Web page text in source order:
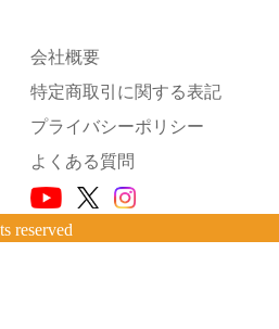
会社概要
特定商取引に関する表記
プライバシーポリシー
よくある質問
reserved